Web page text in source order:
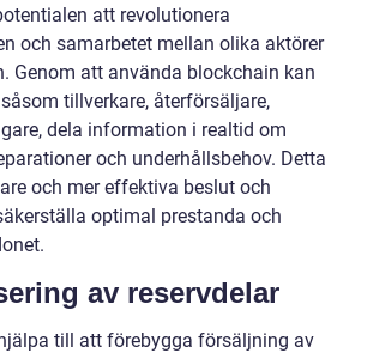
att revolutionera
och samarbetet mellan olika aktörer
Genom att använda blockchain kan
tillverkare, återförsäljare,
dela information i realtid om
och underhållsbehov. Detta
och mer effektiva beslut och
optimal prestanda och
av reservdelar
till att förebygga försäljning av